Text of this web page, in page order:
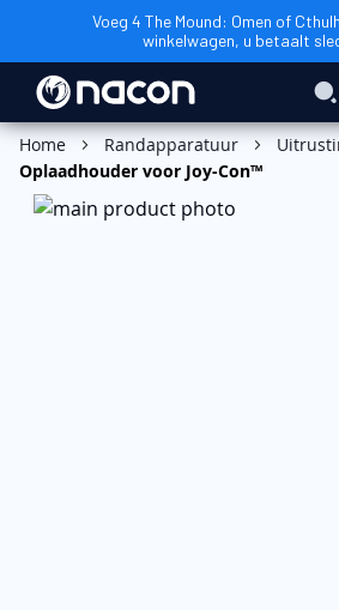
Voeg 4 The Mound: Omen of
winkelwagen, u betaalt
Home Randapparatuur
Oplaadhouder voor Joy-Con™
Ga